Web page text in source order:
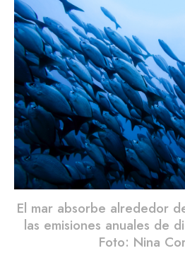
El mar absorbe alrededor
las emisiones anuales de
Foto: Nina